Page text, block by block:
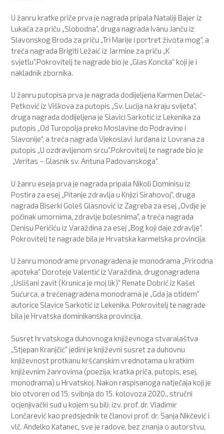
U žanru kratke priče prva je nagrada pripala Nataliji Bajer iz
Lukača za priču „Slobodna“, druga nagrada Ivanu Janču iz
Slavonskog Broda za priču „Tri Marije i portret života mog“, a
treća nagrada Brigiti Ležaić iz Jarmine za priču „K
svjetlu“.Pokrovitelj te nagrade bio je „Glas Koncila“ koji je i
nakladnik zbornika.
U žanru putopisa prva je nagrada dodijeljena Karmen Delač-
Petković iz Viškova za putopis „Sv. Lucija na kraju svijeta“,
druga nagrada dodijeljena je Slavici Sarkotić iz Lekenika za
putopis „Od Turopolja preko Moslavine do Podravine i
Slavonije“, a treća nagrada Vjekoslavi Jurdana iz Lovrana za
putopis „U ozdravljenom srcu“.Pokrovitelj te nagrade bio je
„Veritas – Glasnik sv. Antuna Padovanskoga“.
U žanru eseja prva je nagrada pripala Nikoli Dominisu iz
Postira za esej „Pitanje zdravlja u Knjizi Sirahovoj“, druga
nagrada Biserki Goleš Glasnović iz Zagreba za esej „Ovdje je
počinak umornima, zdravlje bolesnima“, a treća nagrada
Denisu Peričiću iz Varaždina za esej „Bog koji daje zdravlje“.
Pokrovitelj te nagrade bila je Hrvatska karmelska provincija.
U žanru monodrame prvonagrađena je monodrama „Prirodna
apoteka“ Doroteje Valentić iz Varaždina, drugonagrađena
„Uslišani zavit (Krunica je moj lik)“ Renate Dobrić iz Kašel
Sućurca, a trećenagrađena monodrama je „Gda ja otidem“
autorice Slavice Sarkotić iz Lekenika. Pokrovitelj te nagrade
bila je Hrvatska dominikanska provincija.
Susret hrvatskoga duhovnoga književnoga stvaralaštva
„Stjepan Kranjčić“ jedini je književni susret za duhovnu
književnost protkanu kršćanskim vrednotama u kratkim
književnim žanrovima (poezija, kratka priča, putopis, esej,
monodrama) u Hrvatskoj. Nakon raspisanoga natječaja koji je
bio otvoren od 15. svibnja do 15. kolovoza 2020., stručni
ocjenjivački sud u kojem su bili: izv. prof. dr. Vladimir
Lončarević kao predsjednik te članovi prof. dr. Sanja Nikčević i
vlč. Anđelko Katanec, sve je radove, bez znanja o autorstvu,